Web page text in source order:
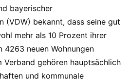
bayerischer
(VDW) bekannt, dass seine gut
mehr als 10 Prozent ihrer
4263 neuen Wohnungen
Verband gehören hauptsächlich
und kommunale